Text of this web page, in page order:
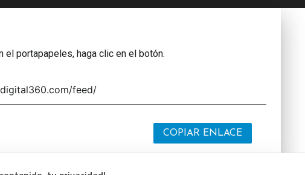
el portapapeles, haga clic en el botón.
COPIAR ENLACE